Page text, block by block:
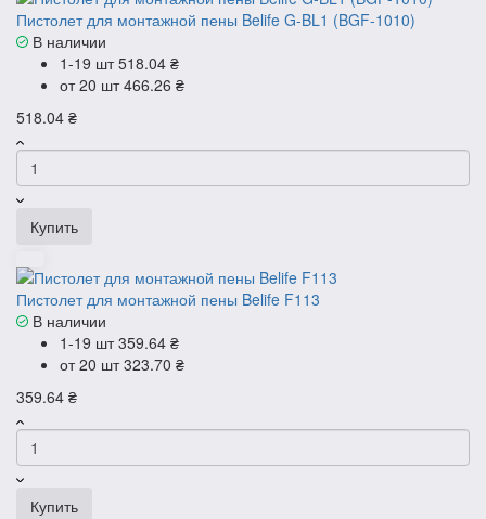
Пистолет для монтажной пены Belife G-BL1 (BGF-1010)
В наличии
1-19 шт518.04 ₴
от 20 шт466.26 ₴
518.04 ₴
Купить
Пистолет для монтажной пены Belife F113
В наличии
1-19 шт359.64 ₴
от 20 шт323.70 ₴
359.64 ₴
Купить